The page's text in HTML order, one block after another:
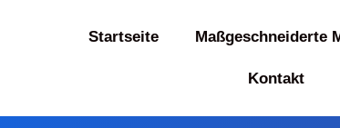
Startseite Maßgeschneiderte
Kontakt